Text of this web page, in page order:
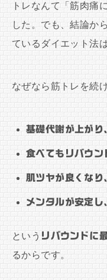
トレなんて「筋肉痛
した。でも、結論か
ているダイエット法
なぜなら筋トレを続
基礎代謝が上がり
食べてもリバウン
肌ツヤが良くなり
メンタルが安定し
という リバウンドに
るからです。